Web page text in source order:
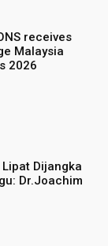
receives
Malaysia
2026
Dijangka
Dr.Joachim